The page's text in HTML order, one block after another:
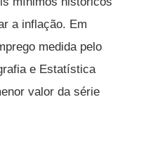
a inflação. Em
medida pelo
e Estatística
valor da série